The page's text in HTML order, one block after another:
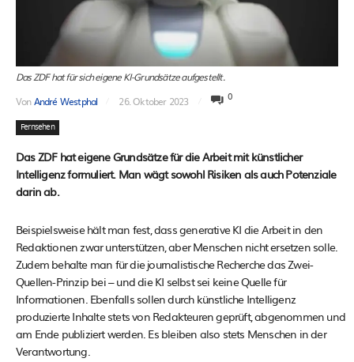
Das ZDF hat für sich eigene KI-Grundsätze aufgestellt.
VonAndré Westphal 26. Oktober 2023 0
Fernsehen
Das ZDF hat eigene Grundsätze für die Arbeit mit künstlicher
Intelligenz formuliert. Man wägt sowohl Risiken als auch Potenziale
darin ab.
Beispielsweise hält man fest, dass generative KI die Arbeit in den
Redaktionen zwar unterstützen, aber Menschen nicht ersetzen solle.
Zudem behalte man für die journalistische Recherche das Zwei-
Quellen-Prinzip bei – und die KI selbst sei keine Quelle für
Informationen. Ebenfalls sollen durch künstliche Intelligenz
produzierte Inhalte stets von Redakteuren geprüft, abgenommen und
am Ende publiziert werden. Es bleiben also stets Menschen in der
Verantwortung.